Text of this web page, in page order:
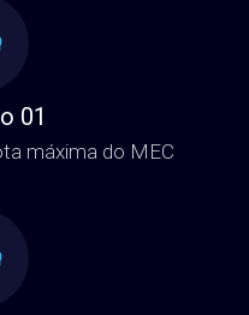
01
máxima do MEC